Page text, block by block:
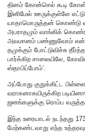
தினம் கோன்செல் கூடி
இனிமேல் ஊருக்குள்ளே
யாதாமொருத்தன் கொண்டு
அபராதமும் வாங்கிக்
அவமானம் பண்ணுவோம்
தமுக்கும் போட்டுவிச்சு
பார்க்கிற சாலையிலே,
ஸ்தாபிப்போம்’.
அப்போது குறுக்கிட்ட
வராகனாகயிருக்கிற
ஜனங்களுக்கு ரொம்ப
இந்த உரையாடல் நடந்தது
மேற்கண்டவாறு எந்த